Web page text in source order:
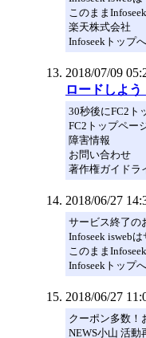
このまま
楽天株式会社
Infoseekトップへ
2018/07/09
ロードしよう
30秒後にFC2ト
FC2トップペー
障害情報
お問い合わせ
著作権ガイドラ
2018/06/27
サービス終了の
Infoseek isweb
このまま
Infoseekトップへ
2018/06/27
クーポン多数！
NEWS小山 活動